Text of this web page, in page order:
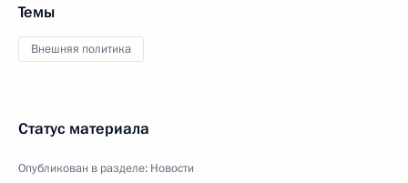
Темы
Внешняя политика
Статус материала
Опубликован в разделе: Новости